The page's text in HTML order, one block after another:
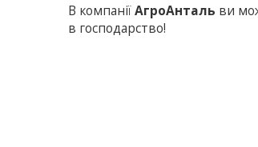
В компаніїАгроАнталь ви
в господарство!